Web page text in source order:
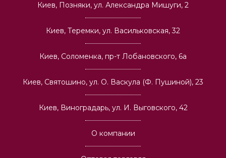
Киев, Позняки, ул. Александра Мишуги, 2
Киев, Теремки, ул. Васильковская, 32
Киев, Соломенка, пр-т Лобановского, 6а
Киев, Святошино, ул. О. Васкула (Ф. Пушиной), 23
Киев, Виноградарь, ул. И. Выговского, 42
О компании